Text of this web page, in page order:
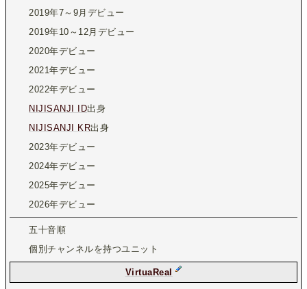
2019年7～9月デビュー
2019年10～12月デビュー
2020年デビュー
2021年デビュー
2022年デビュー
NIJISANJI ID出身
NIJISANJI KR出身
2023年デビュー
2024年デビュー
2025年デビュー
2026年デビュー
五十音順
個別チャンネルを持つユニット
VirtuaReal